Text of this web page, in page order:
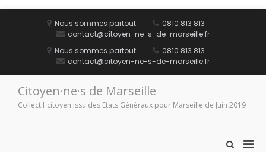
Nous sommes partout
0810 813 813
contact@citoyen-ne-s-de-marseille.fr
Nous sommes partout
0810 813 813
contact@citoyen-ne-s-de-marseille.fr
Citoyen·ne·s de Marseille
Collectif citoyen issu des Etats Généraux pour Marseille de Juin 2019
Afficher